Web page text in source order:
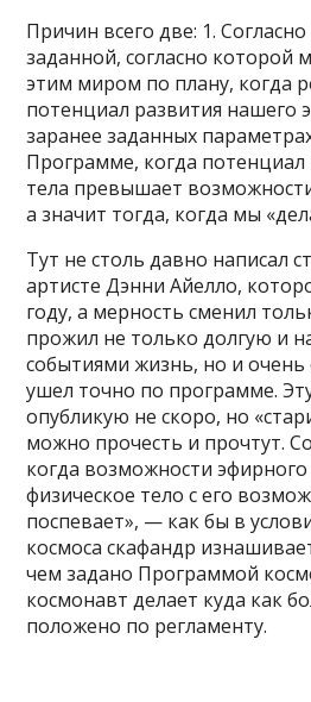
Причин всего две: 1.
заданной, согласно которой
этим миром по плану, когда
потенциал развития нашего
заранее заданных
Программе, когда
тела превышает
а значит тогда, когда мы
Тут не столь давно написал
артисте Дэнни Айелло,
году, а мерность сменил
прожил не только долгую и
событиями жизнь, но и очень
ушел точно по программе.
опубликую не скоро, но
можно прочесть и прочтут.
когда возможности
физическое тело с его
поспевает», — как бы в
космоса скафандр
чем задано Программой
космонавт делает куда как
положено по регламенту.